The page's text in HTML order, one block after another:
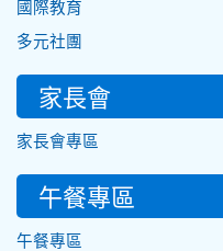
國際教育
多元社團
家長會
家長會專區
午餐專區
午餐專區